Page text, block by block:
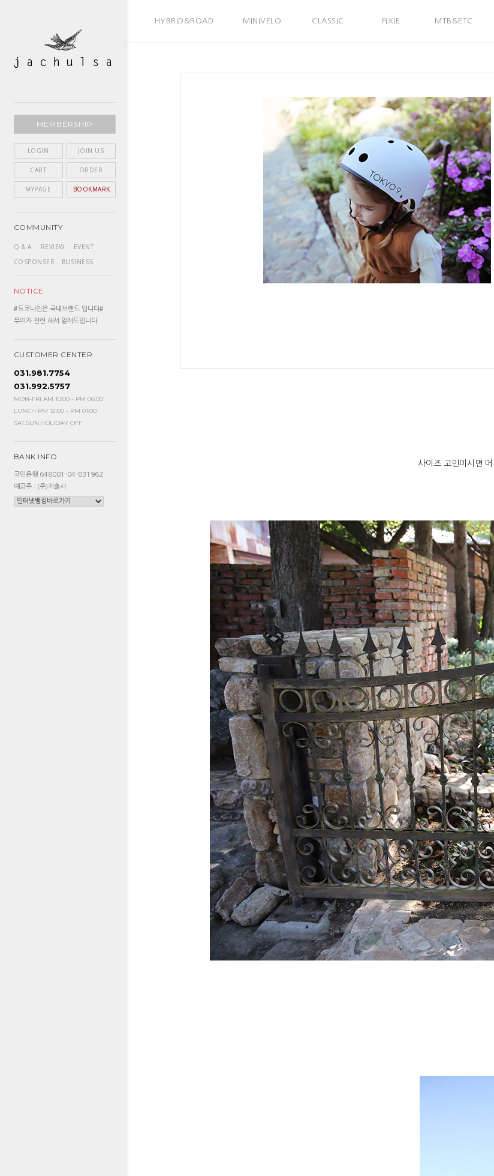
HYBRID&ROAD MINIVELO CLASSIC FIXIE MTB&ETC
MEMBERSHIP
LOGIN JOIN US
CART ORDER
MYPAGE BOOKMARK
COMMUNITY
Q & A REVIEW
EVENT
COSPONSER
BUSINESS
NOTICE
#도쿄나인은 국내브랜드 입니다#
무이자 관련 해서 알려드립니다
CUSTOMER CENTER
031.981.7754
031.992.5757
MON-FRI AM 10:00 - PM 06:00
LUNCH PM 12:00 - PM 01:00
SAT.SUN.HOLIDAY OFF
BANK INFO
국민은행 648001-04-031962
예금주 : (주)자출사
사이즈 고민이시면